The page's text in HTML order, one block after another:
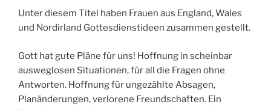
Unter diesem Titel haben Frauen aus England, Wales
und Nordirland Gottesdienstideen zusammen gestellt.
Gott hat gute Pläne für uns! Hoffnung in scheinbar
ausweglosen Situationen, für all die Fragen ohne
Antworten. Hoffnung für ungezählte Absagen,
Planänderungen, verlorene Freundschaften. Ein